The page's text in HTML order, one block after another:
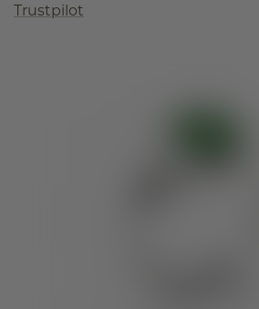
Trustpilot